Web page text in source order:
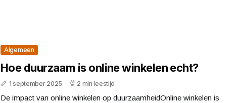
Algemeen
Hoe duurzaam is online winkelen echt?
1 september 2025 2 min leestijd
De impact van online winkelen op duurzaamheidOnline winkelen is